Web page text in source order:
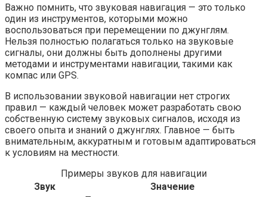
Важно помнить, что звуковая навигация — это только
один из инструментов, которыми можно
воспользоваться при перемещении по джунглям.
Нельзя полностью полагаться только на звуковые
сигналы, они должны быть дополнены другими
методами и инструментами навигации, такими как
компас или GPS.
В использовании звуковой навигации нет строгих
правил — каждый человек может разработать свою
собственную систему звуковых сигналов, исходя из
своего опыта и знаний о джунглях. Главное — быть
внимательным, аккуратным и готовым адаптироваться
к условиям на местности.
Примеры звуков для навигации
Звук
Значение